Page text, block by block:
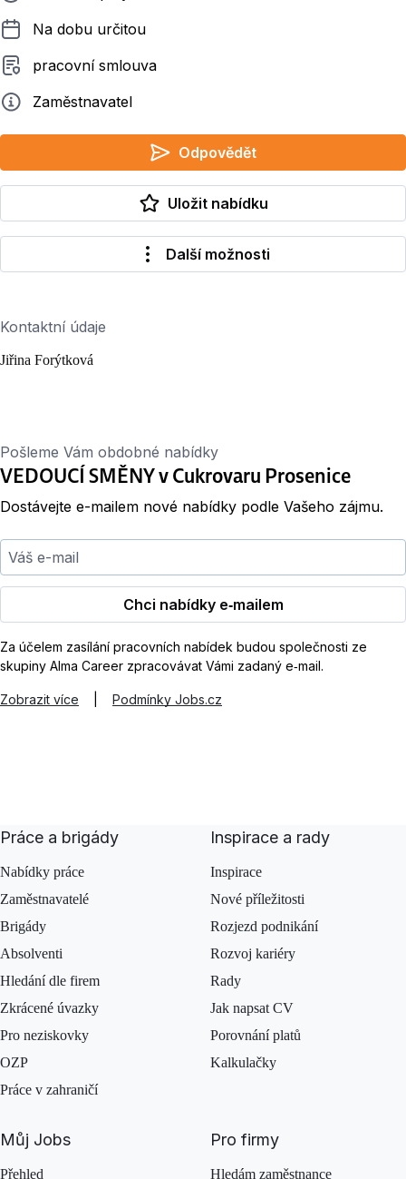
Délka pracovního poměru
Na dobu určitou
Typ smluvního vztahu
pracovní smlouva
ZadavatelZaměstnavatel
Odpovědět
Uložit nabídku
Další možnosti
Kontaktní údaje
Jiřina Forýtková
Pošleme Vám obdobné nabídky
VEDOUCÍ SMĚNY v Cukrovaru Prosenice
Dostávejte e-mailem nové nabídky podle Vašeho zájmu.
Váš e-mail
Chci nabídky e‑mailem
Za účelem zasílání pracovních nabídek budou společnosti ze
skupiny Alma Career zpracovávat Vámi zadaný e‑mail.
Zobrazit více Podmínky Jobs.cz
Práce a brigády
Nabídky práce
Zaměstnavatelé
Brigády
Absolventi
Hledání dle firem
Zkrácené úvazky
Pro neziskovky
OZP
Práce v zahraničí
Inspirace a rady
Inspirace
Nové příležitosti
Rozjezd podnikání
Rozvoj kariéry
Rady
Jak napsat CV
Porovnání platů
Kalkulačky
Můj Jobs
Přehled
Pro firmy
Hledám zaměstnance